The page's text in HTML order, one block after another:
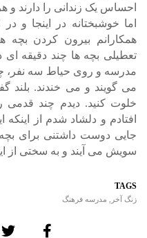
احساس یک زندانی را دارند و
اما خوشبختانه در اینجا و
همکارانم بیرون کردن بچه
تعطیلی بچه ها چند دقیقه ای
مدرسه و روی حیاط سه نفر،
می گویند و می خندند. بلند
خلوت کنید. دیدم چند قدمی
افتادم و دلشاد شدم از
جایی دوست داشتنی برای
سویش می آیند و به سختی از
TAGS
زنگ آخر مدرسه فرهنگ